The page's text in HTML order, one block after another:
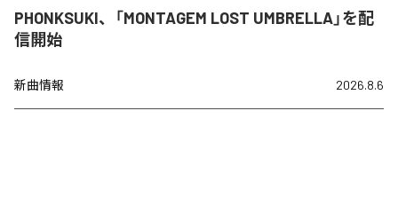
PHONKSUKI、「MONTAGEM LOST UMBRELLA」を配
信開始
新曲情報 2026.8.6